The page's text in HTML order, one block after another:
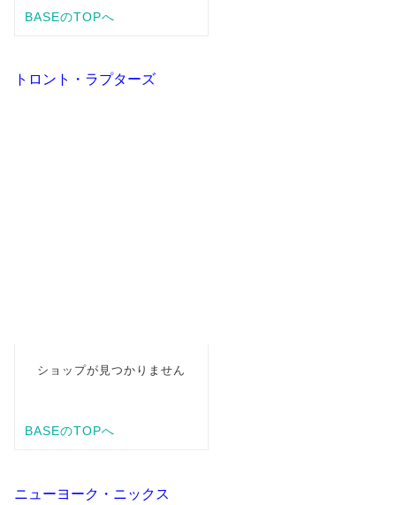
トロント・ラプターズ
ニューヨーク・ニックス